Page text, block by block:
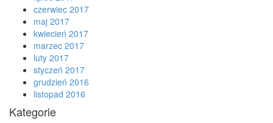
czerwiec 2017
maj 2017
kwiecień 2017
marzec 2017
luty 2017
styczeń 2017
grudzień 2016
listopad 2016
Kategorie